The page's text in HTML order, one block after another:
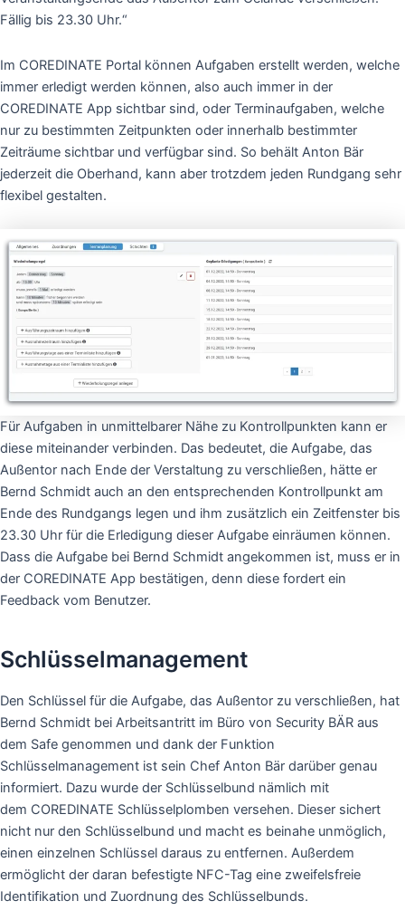
Fällig bis 23.30 Uhr.“
Im COREDINATE Portal können Aufgaben erstellt werden, welche
immer erledigt werden können, also auch immer in der
COREDINATE App sichtbar sind, oder Terminaufgaben, welche
nur zu bestimmten Zeitpunkten oder innerhalb bestimmter
Zeiträume sichtbar und verfügbar sind. So behält Anton Bär
jederzeit die Oberhand, kann aber trotzdem jeden Rundgang sehr
flexibel gestalten.
Für Aufgaben in unmittelbarer Nähe zu Kontrollpunkten kann er
diese miteinander verbinden. Das bedeutet, die Aufgabe, das
Außentor nach Ende der Verstaltung zu verschließen, hätte er
Bernd Schmidt auch an den entsprechenden Kontrollpunkt am
Ende des Rundgangs legen und ihm zusätzlich ein Zeitfenster bis
23.30 Uhr für die Erledigung dieser Aufgabe einräumen können.
Dass die Aufgabe bei Bernd Schmidt angekommen ist, muss er in
der COREDINATE App bestätigen, denn diese fordert ein
Feedback vom Benutzer.
Schlüsselmanagement
Den Schlüssel für die Aufgabe, das Außentor zu verschließen, hat
Bernd Schmidt bei Arbeitsantritt im Büro von Security BÄR aus
dem Safe genommen und dank der Funktion
Schlüsselmanagement ist sein Chef Anton Bär darüber genau
informiert. Dazu wurde der Schlüsselbund nämlich mit
dem COREDINATE Schlüsselplomben versehen. Dieser sichert
nicht nur den Schlüsselbund und macht es beinahe unmöglich,
einen einzelnen Schlüssel daraus zu entfernen. Außerdem
ermöglicht der daran befestigte NFC-Tag eine zweifelsfreie
Identifikation und Zuordnung des Schlüsselbunds.